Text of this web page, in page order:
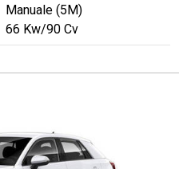
Manuale (5M)
66 Kw/90 Cv